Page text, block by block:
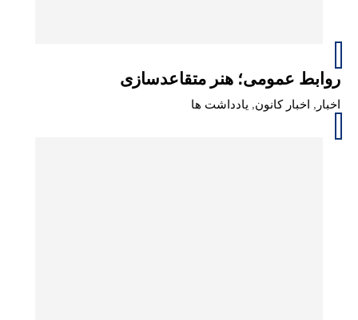
روابط عمومی؛ هنر متقاعدسازی
اخبار , اخبار کانون, یادداشت ها